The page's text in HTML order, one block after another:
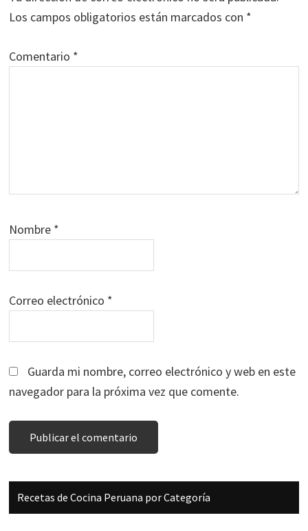
lectores
Los campos obligatorios están marcados con *
Comentario *
Nombre *
Correo electrónico *
Guarda mi nombre, correo electrónico y web en este
navegador para la próxima vez que comente.
Barra
lateral
Recetas de Cocina Peruana por Categoría